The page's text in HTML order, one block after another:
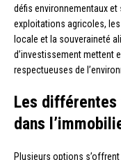
défis environnementaux
exploitations agricoles,
locale et la souveraineté
d’investissement mettent
respectueuses de
Les différentes
dans
Plusieurs options